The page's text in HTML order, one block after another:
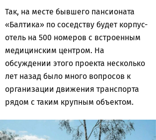
Так, на месте бывшего пансионата
«Балтика» по соседству будет корпус-
отель на 500 номеров с встроенным
медицинским центром. На
обсуждении этого проекта несколько
лет назад было много вопросов к
организации движения транспорта
рядом с таким крупным объектом.